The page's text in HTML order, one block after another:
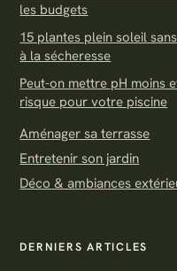
les budgets
15 plantes plein soleil
à la sécheresse
Peut-on mettre pH moins
risque pour votre piscine
Aménager sa terrasse
Entretenir son jardin
Déco & ambiances
DERNIERS ARTICLES